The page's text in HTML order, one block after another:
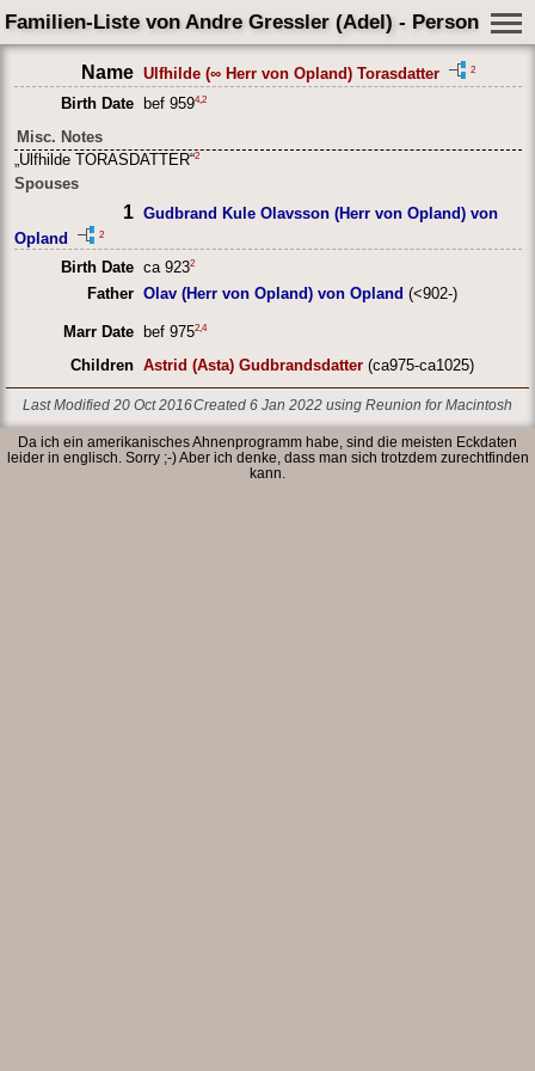
Familien-Liste von Andre Gressler (Adel) - Person
Name Ulfhilde (∞ Herr von Opland) Torasdatter 2
Birth Date bef 9594,2
Misc. Notes
„Ulfhilde TORASDATTER“2
Spouses
1 Gudbrand Kule Olavsson (Herr von Opland) von
Opland
2
Birth Date ca 9232
Father Olav (Herr von Opland) von Opland (<902-)
Marr Date bef 9752, 4
Children Astrid (Asta) Gudbrandsdatter(ca975-ca1025)
Last Modified 20 Oct 2016Created 6 Jan 2022 using Reunion for Macintosh
Da ich ein amerikanisches Ahnenprogramm habe, sind die meisten Eckdaten
leider in englisch. Sorry ;-) Aber ich denke, dass man sich trotzdem zurechtfinden
kann.